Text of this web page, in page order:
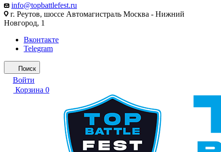
info@topbattlefest.ru
г. Реутов, шоссе Автомагистраль Москва - Нижний
Новгород, 1
Вконтакте
Telegram
Поиск
Войти
Корзина 0